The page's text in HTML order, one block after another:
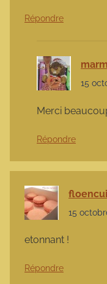
Répondre
15
Merci
Répondre
15
etonnant !
Répondre